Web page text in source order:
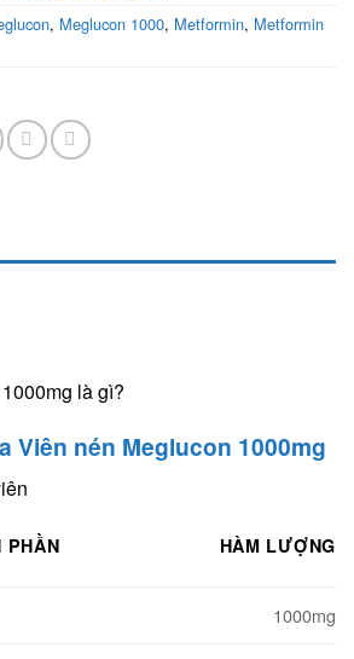
, Meglucon 1000, Metformin, Metformin
là gì?
Viên nén Meglucon 1000mg
PHẦN HÀM LƯỢNG
1000mg